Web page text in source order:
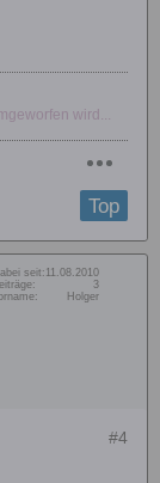
wird...
Top
seit:11.08.2010
3
Holger
#4